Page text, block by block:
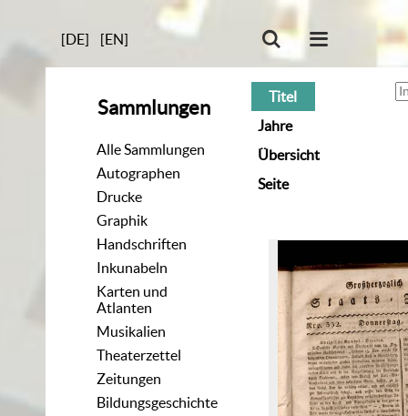
[DE] [EN]
Sammlungen
Alle Sammlungen
Autographen
Drucke
Graphik
Handschriften
Inkunabeln
Karten und
Atlanten
Musikalien
Theaterzettel
Zeitungen
Bildungsgeschichte
Titel
Jahre
Übersicht
Seite